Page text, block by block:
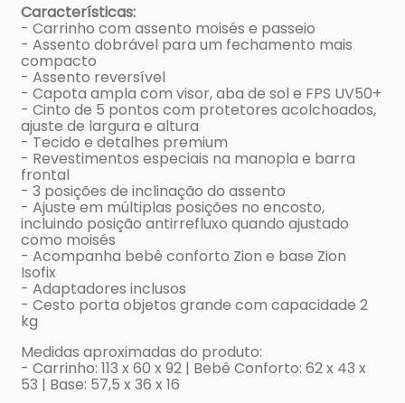
Características:
- Carrinho com assento moisés e passeio
- Assento dobrável para um fechamento mais
compacto
- Assento reversível
- Capota ampla com visor, aba de sol e FPS UV50+
- Cinto de 5 pontos com protetores acolchoados,
ajuste de largura e altura
- Tecido e detalhes premium
- Revestimentos especiais na manopla e barra
frontal
- 3 posições de inclinação do assento
- Ajuste em múltiplas posições no encosto,
incluindo posição antirrefluxo quando ajustado
como moisés
- Acompanha bebê conforto Zion e base Zion
Isofix
- Adaptadores inclusos
- Cesto porta objetos grande com capacidade 2
kg
Medidas aproximadas do produto:
- Carrinho: 113 x 60 x 92 | Bebê Conforto: 62 x 43 x
53 | Base: 57,5 x 36 x 16